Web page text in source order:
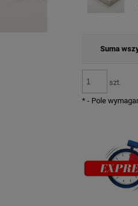
Suma
szt.
* - Pole